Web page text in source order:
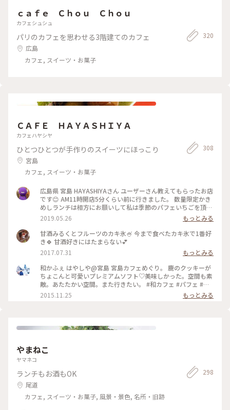
ｃａｆｅ Ｃｈｏｕ Ｃｈｏｕ
カフェシュシュ
パリのカフェを思わせる3階建てのカフェ
広島
カフェ, スイーツ・お菓子
320
ＣＡＦＥ ＨＡＹＡＳＨＩＹＡ
カフェハヤシヤ
ひとつひとつが手作りのスイーツにほっこり
宮島
カフェ, スイーツ・お菓子
308
広島県 宮島 HAYASHIYAさん ユーザーさん教えてもらったお店
です😊 AM11時開店5分くらい前に行きました。 数量限定かき
めしランチは相方にお願いして私は季節のパフェいちごを頂き
ました🍓🍓🍓 食べるのがもったいないくらい可愛いかったで
す😍🎶気温も30度越えだったのでレモンスカッシュも頂きま
した(笑) 炭酸が得意ではない私にも飲みやすい優しい炭酸でし
た🍋🥤 店内には鹿の模様のマスキングテープなどお土産も販
売してありました🦌 #広島#宮島#カフェ#HAYASHIYA#週末旅#
ことりっぷ広島
2019.05.26
もっとみる
甘酒みるくとフルーツのカキ氷🍧 今まで食べたカキ氷で1番好
き🍀 甘酒好きにはたまらない💕
2017.07.31
もっとみる
和かふぇ はやしや@宮島 宮島カフェめぐり。 鹿のクッキーが
ちょこんと可愛いプレミアムソフト♡美味しかった。空間も素
敵。あたたかい空間。また行きたい。 #和カフェ #パフェ #広
島 #宮島 #カフェ
2015.11.25 もっとみる
やまねこ
ヤマネコ
ランチもお酒もOK
尾道
カフェ, スイーツ・お菓子, 風景・景色, 名所・旧跡
298